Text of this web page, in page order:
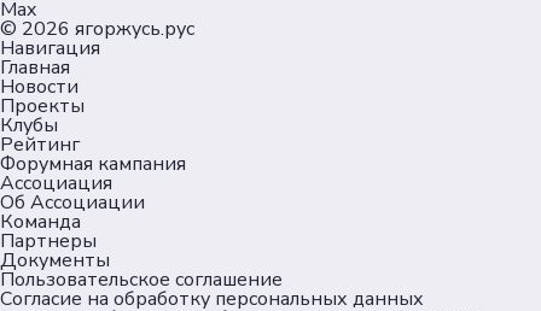
Max
© 2026 ягоржусь.рус
Навигация
Главная
Новости
Проекты
Клубы
Рейтинг
Форумная кампания
Ассоциация
Об Ассоциации
Команда
Партнеры
Документы
Пользовательское соглашение
Согласие на обработку персональных данных